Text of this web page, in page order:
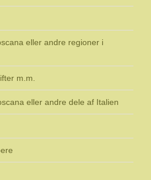
eller andre regioner i
m.m.
eller andre dele af Italien